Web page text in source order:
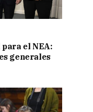
el NEA:
generales